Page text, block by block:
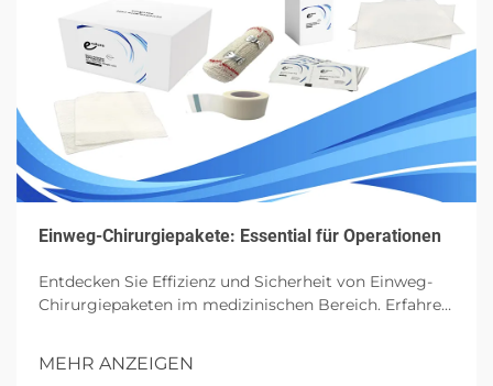
Einweg-Chirurgiepakete: Essential für Operationen
Entdecken Sie Effizienz und Sicherheit von Einweg-
Chirurgiepaketen im medizinischen Bereich. Erfahren
MEHR ANZEIGEN